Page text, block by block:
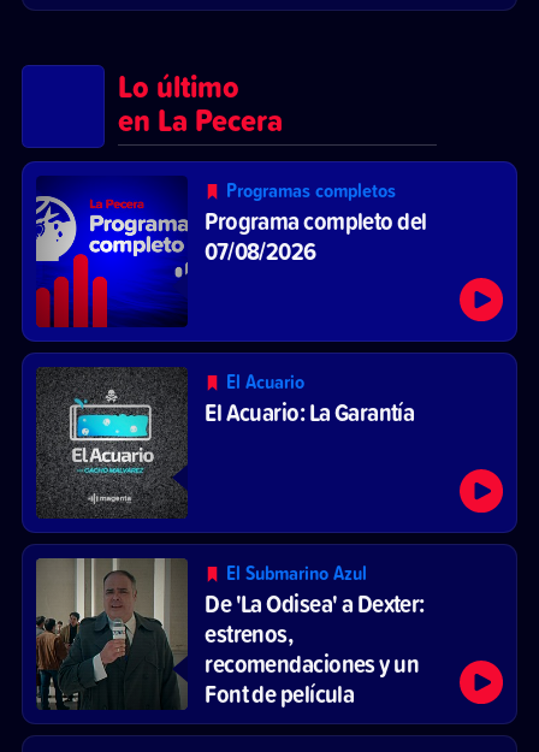
Lo último
en La Pecera
Programas completos
Programa completo del
07/08/2026
El Acuario
El Acuario: La Garantía
El Submarino Azul
De 'La Odisea' a Dexter:
estrenos,
recomendaciones y un
Font de película